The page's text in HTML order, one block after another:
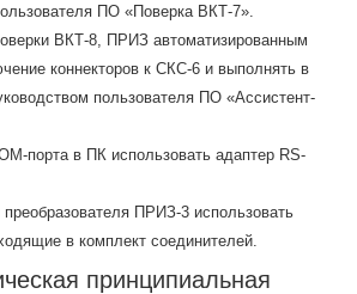
ПО «Поверка ВКТ-7».
ВКТ-8, ПРИЗ автоматизированным
коннекторов к CКC-6 и выполнять в
пользователя ПО «Ассистент-
порта в ПК использовать адаптер RS-
ПРИЗ-3 использовать
в комплект соединителей.
принципиальная